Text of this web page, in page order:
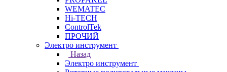
WEMATEC
Hi-TECH
ControlTek
ПРОЧИЙ
Электро инструмент
Назад
Электро инструмент